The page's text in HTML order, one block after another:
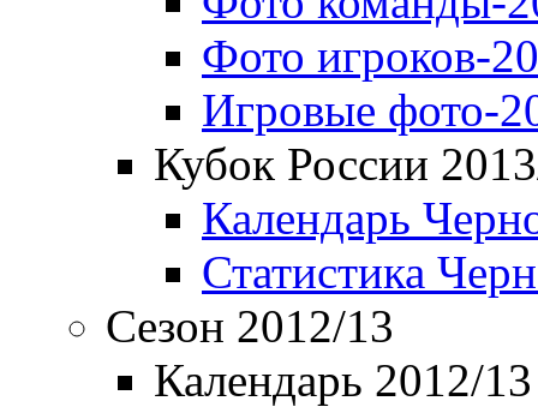
Фото игроков-
Игровые фото-
Кубок России
Календарь
Статистика
Сезон 2012/13
Календарь 2012/13